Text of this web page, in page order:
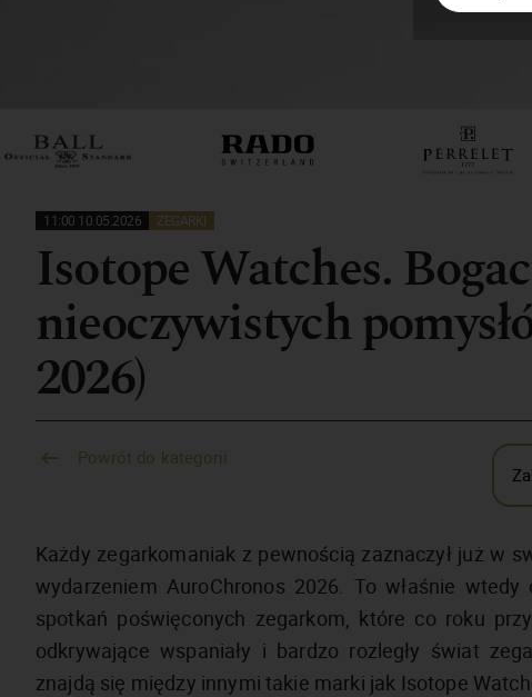
11:00 10.05.2026 ZEGARKI
Isotope Watches.
nieoczywistych
2026)
Powrót do kategorii
Każdy zegarkomaniak z pewnością zaznaczył już w
wydarzeniem AuroChronos 2026. To właśnie
spotkań poświęconych zegarkom, które co roku
odkrywające wspaniały i bardzo rozległy świat
znajdą się między innymi takie marki jak Isotope